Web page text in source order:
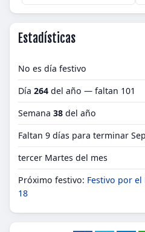
Estadísticas
No es día festivo
Día 264 del año — faltan 101
Semana 38 del año
Faltan 9 días para terminar
tercer Martes del mes
Próximo festivo: Festivo por el
18